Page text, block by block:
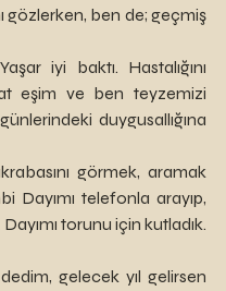
eşim ve ben teyzemizi
duygusallığına
Dayımı telefonla arayıp,
torunu için kutladık.